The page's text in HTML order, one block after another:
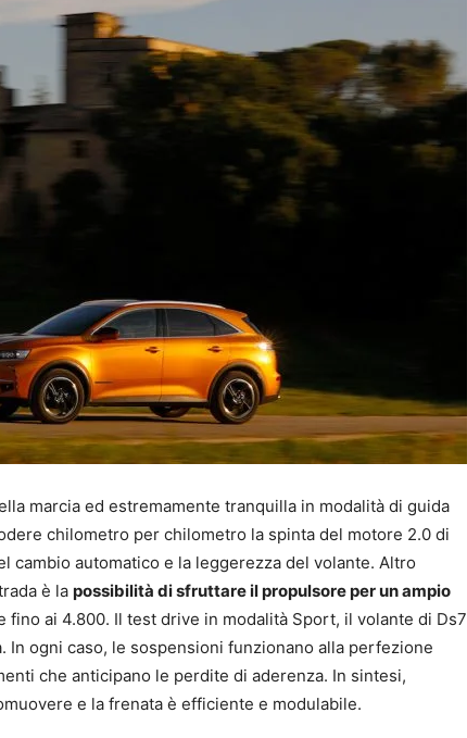
marcia ed estremamente tranquilla in modalità di guida
chilometro per chilometro la spinta del motore 2.0 di
cambio automatico e la leggerezza del volante. Altro
è la possibilità di sfruttare il propulsore per un ampio
fino ai 4.800. Il test drive in modalità Sport, il volante di Ds7
In ogni caso, le sospensioni funzionano alla perfezione
che anticipano le perdite di aderenza. In sintesi,
e la frenata è efficiente e modulabile.